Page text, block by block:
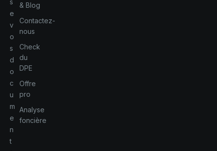
s
e
v
o
s
d
o
c
u
m
e
n
t
& Blog
Contactez-
nous
Check
du
DPE
Offre
pro
Analyse
foncière